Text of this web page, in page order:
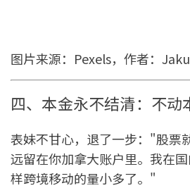
图片来源：Pexels，作者：
四、本金永不结清：不动
表妹不甘心，退了一步："股票
远留在你加拿大账户里。我在
样跨境移动的量小多了。"